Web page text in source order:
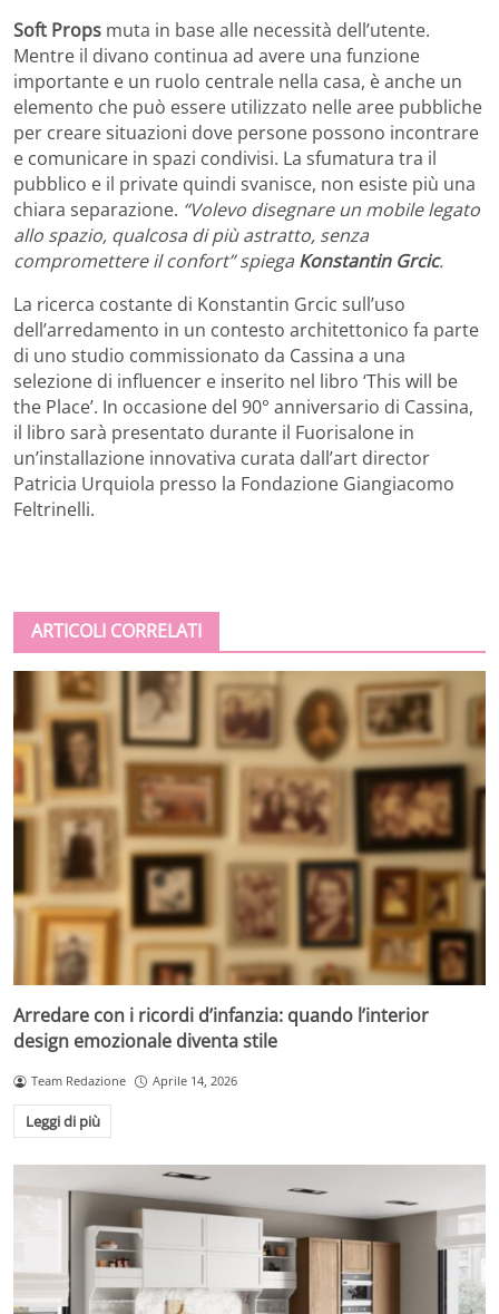
Soft Props muta in base alle necessità dell’utente.
Mentre il divano continua ad avere una funzione
importante e un ruolo centrale nella casa, è anche un
elemento che può essere utilizzato nelle aree pubbliche
per creare situazioni dove persone possono incontrare
e comunicare in spazi condivisi. La sfumatura tra il
pubblico e il private quindi svanisce, non esiste più una
chiara separazione. “Volevo disegnare un mobile legato
allo spazio, qualcosa di più astratto, senza
compromettere il confort” spiega Konstantin Grcic.
La ricerca costante di Konstantin Grcic sull’uso
dell’arredamento in un contesto architettonico fa parte
di uno studio commissionato da Cassina a una
selezione di influencer e inserito nel libro ‘This will be
the Place’. In occasione del 90° anniversario di Cassina,
il libro sarà presentato durante il Fuorisalone in
un’installazione innovativa curata dall’art director
Patricia Urquiola presso la Fondazione Giangiacomo
Feltrinelli.
ARTICOLI CORRELATI
Arredare con i ricordi d’infanzia: quando l’interior
design emozionale diventa stile
Team Redazione Aprile 14, 2026
Leggi di più